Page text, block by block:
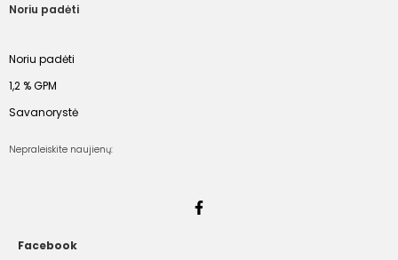
Noriu padėti
Noriu padėti
1,2 % GPM
Savanorystė
Nepraleiskite naujienų:
Facebook